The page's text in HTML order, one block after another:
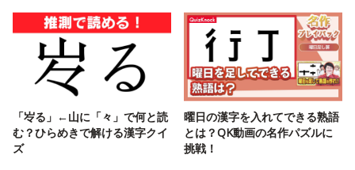
「㞮る」←山に「々」で何と読
む？ひらめきで解ける漢字クイ
ズ
曜日の漢字を入れてできる熟語
とは？QK動画の名作パズルに
挑戦！